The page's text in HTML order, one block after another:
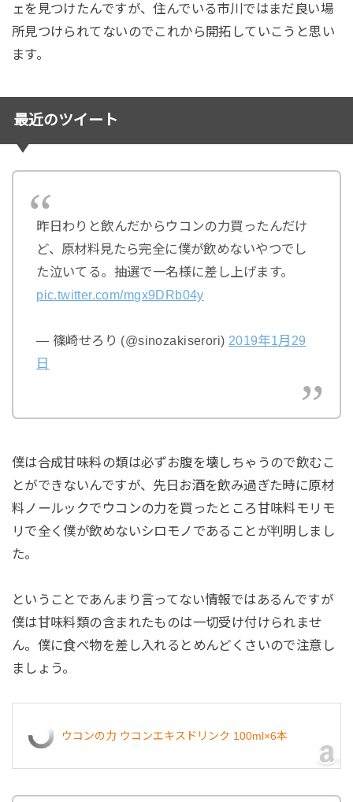
ェを見つけたんですが、住んでいる市川ではまだ良い場
所見つけられてないのでこれから開拓していこうと思い
ます。
最近のツイート
昨日わりと飲んだからウコンの力買ったんだけ
ど、原材料見たら完全に僕が飲めないやつでし
た泣いてる。抽選で一名様に差し上げます。
pic.twitter.com/mgx9DRb04y
— 篠崎せろり (@sinozakiserori) 2019年1月29
日
僕は合成甘味料の類は必ずお腹を壊しちゃうので飲むこ
とができないんですが、先日お酒を飲み過ぎた時に原材
料ノールックでウコンの力を買ったところ甘味料モリモ
リで全く僕が飲めないシロモノであることが判明しまし
た。
ということであんまり言ってない情報ではあるんですが
僕は甘味料類の含まれたものは一切受け付けられませ
ん。僕に食べ物を差し入れるとめんどくさいので注意し
ましょう。
ウコンの力 ウコンエキスドリンク 100ml×6本